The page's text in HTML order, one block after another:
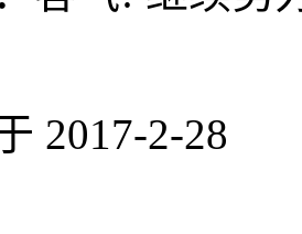
2017-2-28